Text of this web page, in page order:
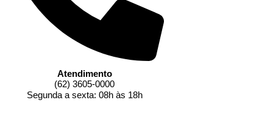
Atendimento
(62) 3605-0000
Segunda a sexta: 08h às 18h